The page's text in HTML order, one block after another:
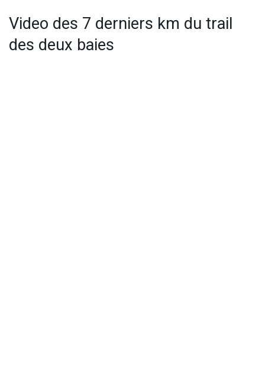
Video des 7 derniers km du trail
des deux baies